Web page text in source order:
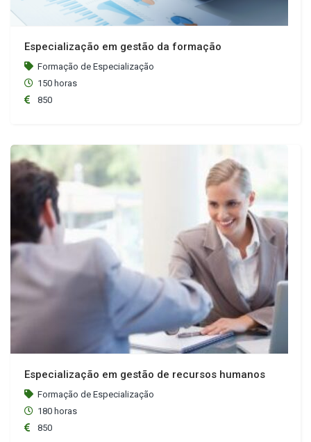
Especialização em gestão da formação
Formação de Especialização
150 horas
850
Especialização em gestão de recursos humanos
Formação de Especialização
180 horas
850